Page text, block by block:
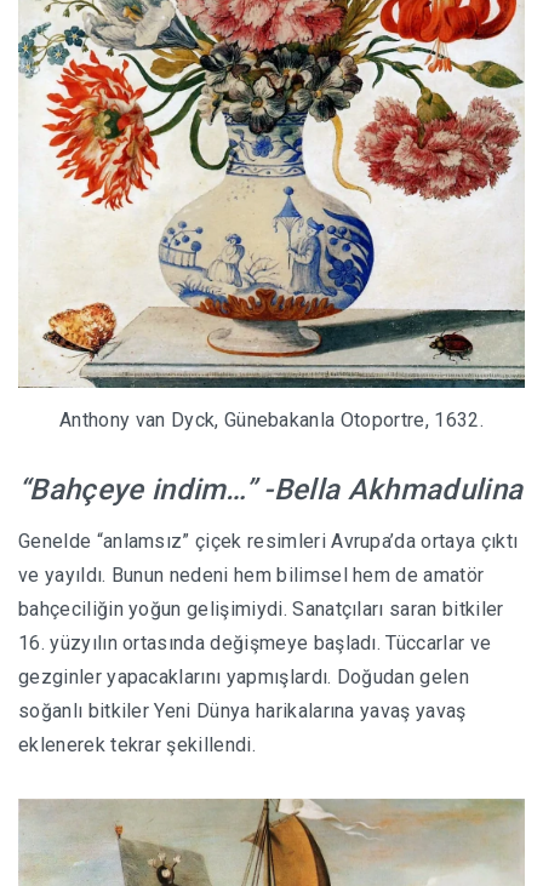
Anthony van Dyck, Günebakanla Otoportre, 1632.
“Bahçeye indim…” -Bella Akhmadulina
Genelde “anlamsız” çiçek resimleri Avrupa’da ortaya çıktı
ve yayıldı. Bunun nedeni hem bilimsel hem de amatör
bahçeciliğin yoğun gelişimiydi. Sanatçıları saran bitkiler
16. yüzyılın ortasında değişmeye başladı. Tüccarlar ve
gezginler yapacaklarını yapmışlardı. Doğudan gelen
soğanlı bitkiler Yeni Dünya harikalarına yavaş yavaş
eklenerek tekrar şekillendi.